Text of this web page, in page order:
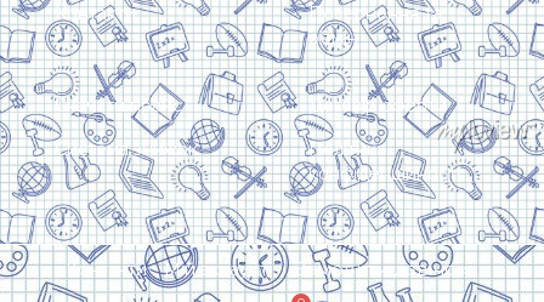
Контакти
Повернення та
обмін
Скачати прайс
Система знижок
Договір оферти
Політика
конфіденційності
Контакти Мій аккаунт
Замовити дзвінок